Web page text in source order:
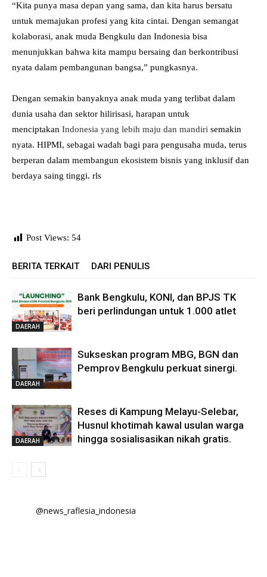
“Kita punya masa depan yang sama, dan kita harus bersatu
untuk memajukan profesi yang kita cintai. Dengan semangat
kolaborasi, anak muda Bengkulu dan Indonesia bisa
menunjukkan bahwa kita mampu bersaing dan berkontribusi
nyata dalam pembangunan bangsa,” pungkasnya.
Dengan semakin banyaknya anak muda yang terlibat dalam
dunia usaha dan sektor hilirisasi, harapan untuk
menciptakan Indonesia yang lebih maju dan mandiri semakin
nyata. HIPMI, sebagai wadah bagi para pengusaha muda, terus
berperan dalam membangun ekosistem bisnis yang inklusif dan
berdaya saing tinggi. rls
Post Views: 54
BERITA TERKAIT DARI PENULIS
DAERAH
Bank Bengkulu, KONI, dan BPJS TK
beri perlindungan untuk 1.000 atlet
DAERAH
Sukseskan program MBG, BGN dan
Pemprov Bengkulu perkuat sinergi.
DAERAH
Reses di Kampung Melayu-Selebar,
Husnul khotimah kawal usulan warga
hingga sosialisasikan nikah gratis.
@news_raflesia_indonesia